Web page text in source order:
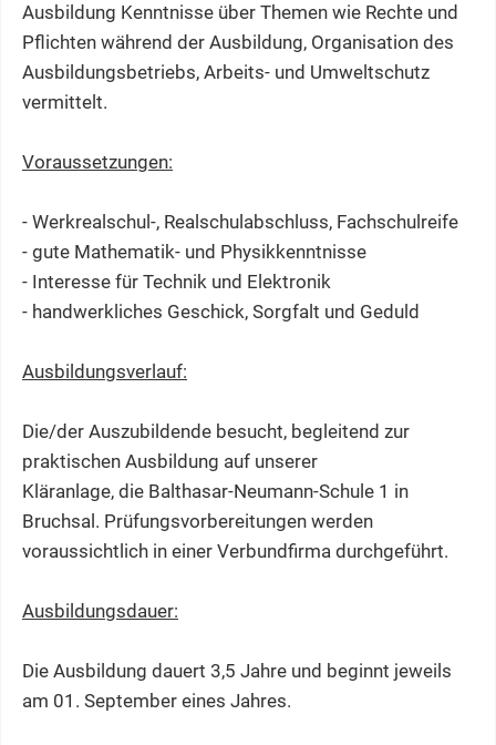
Ausbildung Kenntnisse über Themen wie Rechte und
Pflichten während der Ausbildung, Organisation des
Ausbildungsbetriebs, Arbeits- und Umweltschutz
vermittelt.
Voraussetzungen:
- Werkrealschul-, Realschulabschluss, Fachschulreife
- gute Mathematik- und Physikkenntnisse
- Interesse für Technik und Elektronik
- handwerkliches Geschick, Sorgfalt und Geduld
Ausbildungsverlauf:
Die/der Auszubildende besucht, begleitend zur
praktischen Ausbildung auf unserer
Kläranlage, die Balthasar-Neumann-Schule 1 in
Bruchsal. Prüfungsvorbereitungen werden
voraussichtlich in einer Verbundfirma durchgeführt.
Ausbildungsdauer:
Die Ausbildung dauert 3,5 Jahre und beginnt jeweils
am 01. September eines Jahres.